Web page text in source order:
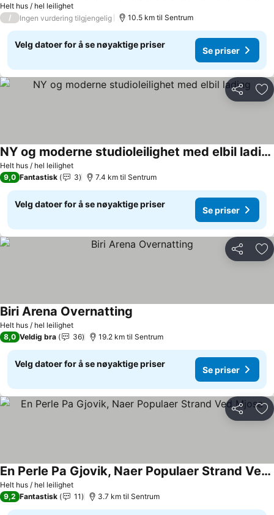
Helt hus / hel leilighet
/ Ingen vurdering tilgjengelig 10.5 km til Sentrum
Velg datoer for å se nøyaktige priser
Se priser
Del
Helt hus / hel leilighet
NY og moderne studioleilighet med elbil lading
9,0 Fantastisk 3 7.4 km til Sentrum
Velg datoer for å se nøyaktige priser
Se priser
Del
Helt hus / hel leilighet
Biri Arena Overnatting
8,0 Veldig bra 36 19.2 km til Sentrum
Velg datoer for å se nøyaktige priser
Se priser
Del
Helt hus / hel leilighet
En Perle Pa Gjovik, Naer Populaer Strand Ved Mjosa
9,2 Fantastisk 11 3.7 km til Sentrum